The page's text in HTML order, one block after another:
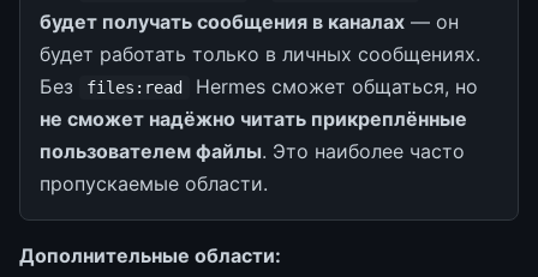
будет получать сообщения в каналах — он
будет работать только в личных сообщениях.
Без
files:read
Hermes сможет общаться, но
не сможет надёжно читать прикреплённые
пользователем файлы. Это наиболее часто
пропускаемые области.
Дополнительные области: